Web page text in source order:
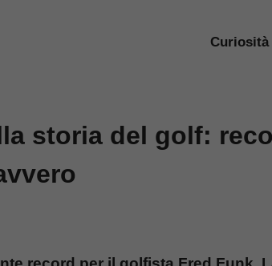
Curiosità
storia del golf: